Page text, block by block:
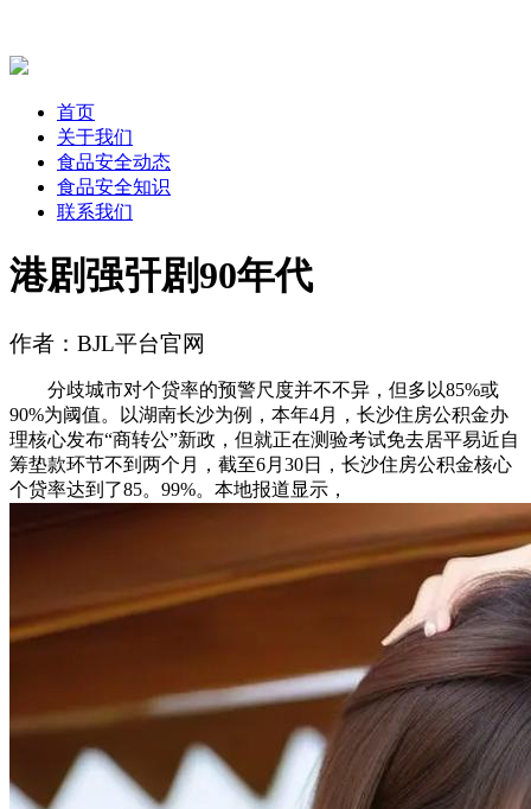
首页
关于我们
食品安全动态
食品安全知识
联系我们
港剧强㢨剧90年代
作者：BJL平台官网
分歧城市对个贷率的预警尺度并不不异，但多以85%或
90%为阈值。以湖南长沙为例，本年4月，长沙住房公积金办
理核心发布“商转公”新政，但就正在测验考试免去居平易近自
筹垫款环节不到两个月，截至6月30日，长沙住房公积金核心
个贷率达到了85。99%。本地报道显示，